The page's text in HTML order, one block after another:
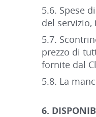
5.6. Spese
del
5.7.
prezzo di
fornite dal
5.8. La
6.